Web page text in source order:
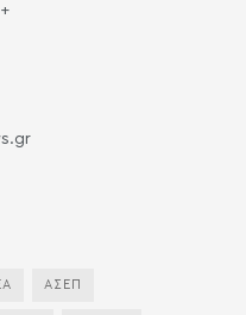
ΑΣΕΠ